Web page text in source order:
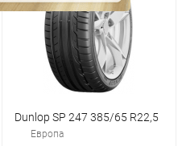
Dunlop SP 247 385/65 R22,5
Европа